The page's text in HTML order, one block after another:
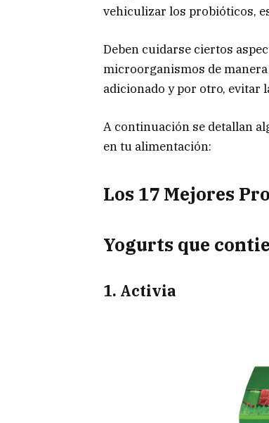
vehiculizar los probióticos,
Deben cuidarse ciertos
microorganismos de
adicionado y por otro, evitar
A continuación se detallan
en tu alimentación:
Los 17 Mejores
Yogurts que
1. Activia